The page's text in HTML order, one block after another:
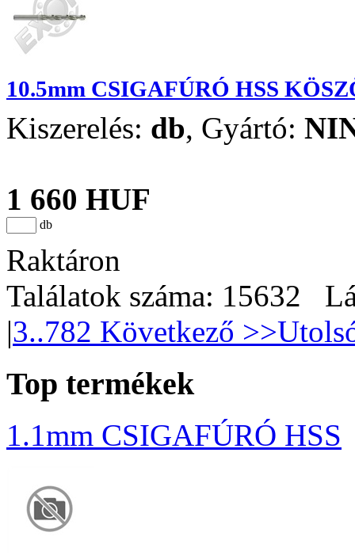
10.5mm CSIGAFÚRÓ HSS
Kiszerelés: db, Gyártó:
1 660 HUF
db
Raktáron
Találatok száma: 15632
|3..782 Következő >>
Top termékek
1.1mm CSIGAFÚRÓ HSS